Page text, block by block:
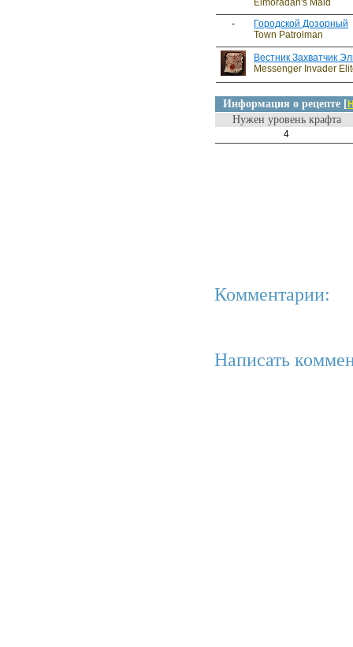
Elmoradan's Maid
-
Городской Дозорный
Town Patrolman
Вестник Захватчик
Messenger Invader
Информация о рецепте [
Нужен уровень крафта
4
Комментарии:
Написать